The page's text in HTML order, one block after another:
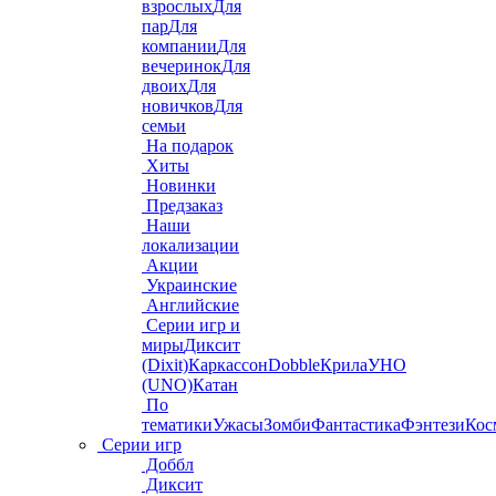
взрослыхДля
парДля
компанииДля
вечеринокДля
двоихДля
новичковДля
семьи
На подарок
Хиты
Новинки
Предзаказ
Наши
локализации
Акции
Украинские
Английские
Серии игр и
мирыДиксит
(Dixit)КаркассонDobbleКрилаУНО
(UNO)Катан
По
тематикиУжасыЗомбиФантастикаФэнтези
Серии игр
Доббл
Диксит